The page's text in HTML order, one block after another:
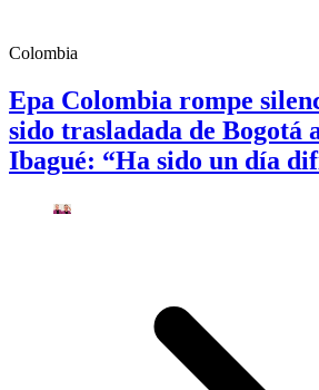
Colombia
Epa Colombia rompe
sido trasladada de Bogotá
Ibagué: “Ha sido un día